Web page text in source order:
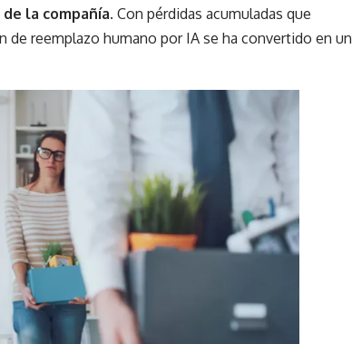
la compañía. Con pérdidas acumuladas que
de reemplazo humano por IA se ha convertido en un